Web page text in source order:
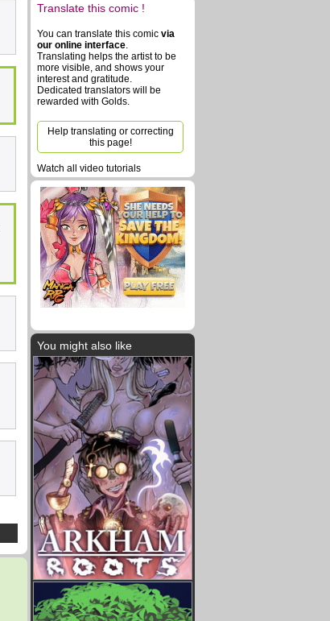
Translate this comic !
You can translate this comic via
our online interface.
Translating helps the artist to be
more visible, and shows your
interest and gratitude.
Dedicated translators will be
rewarded with Golds.
Help translating or correcting
this page!
Watch all video tutorials
You might also like